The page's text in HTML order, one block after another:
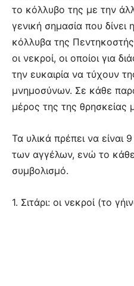
το κόλλυβο της με την
γενική σημασία που
κόλλυβα της
οι νεκροί, οι οποίοι για
την ευκαιρία να τύχουν
μνημοσύνων. Σε κάθε
μέρος της της θρησκείας
Τα υλικά πρέπει να είναι
των αγγέλων, ενώ το κάθε
συμβολισμό.
1. Σιτάρι: οι νεκροί (το